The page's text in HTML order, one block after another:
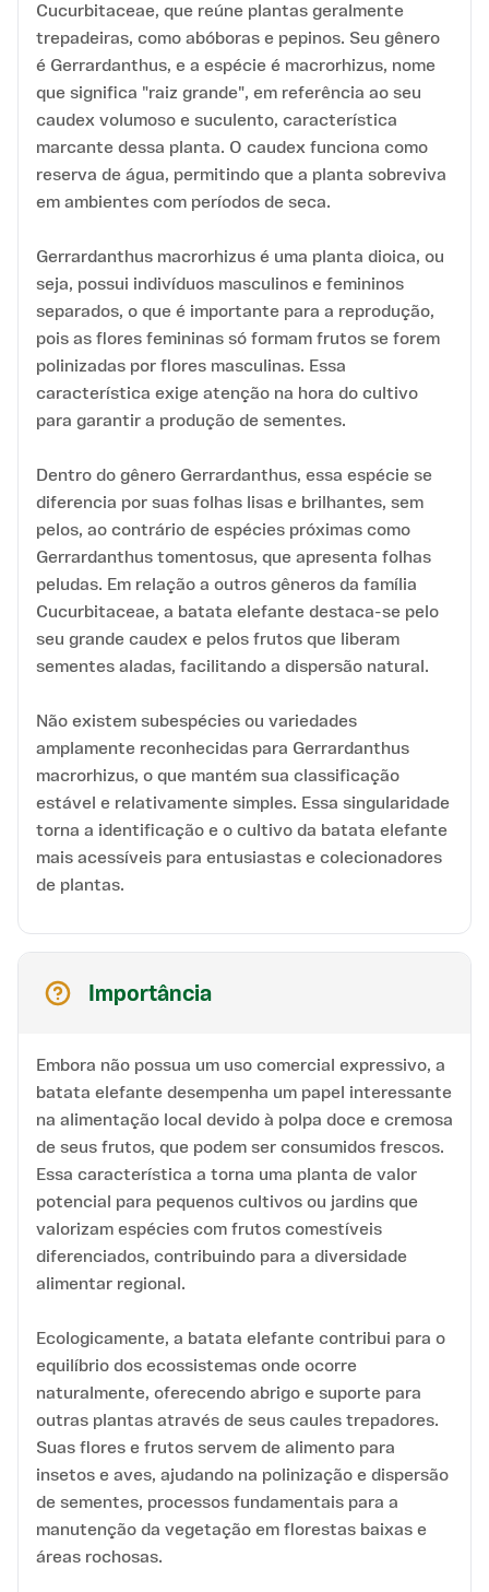
Cucurbitaceae, que reúne plantas geralmente
trepadeiras, como abóboras e pepinos. Seu gênero
é Gerrardanthus, e a espécie é macrorhizus, nome
que significa "raiz grande", em referência ao seu
caudex volumoso e suculento, característica
marcante dessa planta. O caudex funciona como
reserva de água, permitindo que a planta sobreviva
em ambientes com períodos de seca.
Gerrardanthus macrorhizus é uma planta dioica, ou
seja, possui indivíduos masculinos e femininos
separados, o que é importante para a reprodução,
pois as flores femininas só formam frutos se forem
polinizadas por flores masculinas. Essa
característica exige atenção na hora do cultivo
para garantir a produção de sementes.
Dentro do gênero Gerrardanthus, essa espécie se
diferencia por suas folhas lisas e brilhantes, sem
pelos, ao contrário de espécies próximas como
Gerrardanthus tomentosus, que apresenta folhas
peludas. Em relação a outros gêneros da família
Cucurbitaceae, a batata elefante destaca-se pelo
seu grande caudex e pelos frutos que liberam
sementes aladas, facilitando a dispersão natural.
Não existem subespécies ou variedades
amplamente reconhecidas para Gerrardanthus
macrorhizus, o que mantém sua classificação
estável e relativamente simples. Essa singularidade
torna a identificação e o cultivo da batata elefante
mais acessíveis para entusiastas e colecionadores
de plantas.
Importância
Embora não possua um uso comercial expressivo, a
batata elefante desempenha um papel interessante
na alimentação local devido à polpa doce e cremosa
de seus frutos, que podem ser consumidos frescos.
Essa característica a torna uma planta de valor
potencial para pequenos cultivos ou jardins que
valorizam espécies com frutos comestíveis
diferenciados, contribuindo para a diversidade
alimentar regional.
Ecologicamente, a batata elefante contribui para o
equilíbrio dos ecossistemas onde ocorre
naturalmente, oferecendo abrigo e suporte para
outras plantas através de seus caules trepadores.
Suas flores e frutos servem de alimento para
insetos e aves, ajudando na polinização e dispersão
de sementes, processos fundamentais para a
manutenção da vegetação em florestas baixas e
áreas rochosas.